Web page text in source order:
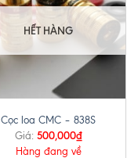
HẾT HÀNG
Cọc loa CMC – 838S
Giá: 500,000₫
Hàng đang về